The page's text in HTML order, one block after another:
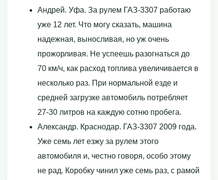
Андрей. Уфа. За рулем ГАЗ-3307 работаю
уже 12 лет. Что могу сказать, машина
надежная, выносливая, но уж очень
прожорливая. Не успеешь разогнаться до
70 км/ч, как расход топлива увеличивается в
несколько раз. При нормальной езде и
средней загрузке автомобиль потребляет
27-30 литров на каждую сотню пробега.
Александр. Краснодар. ГАЗ-3307 2009 года.
Уже семь лет езжу за рулем этого
автомобиля и, честно говоря, особо этому
не рад. Коробку чинил уже семь раз, с рамой